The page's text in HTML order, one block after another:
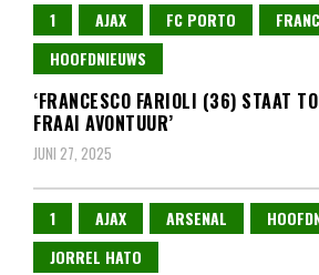
1 AJAX FC PORTO
HOOFDNIEUWS
‘FRANCESCO FARIOLI (36) STAAT
FRAAI AVONTUUR’
JUNI 27, 2025
1 AJAX ARSENAL
JORREL HATO